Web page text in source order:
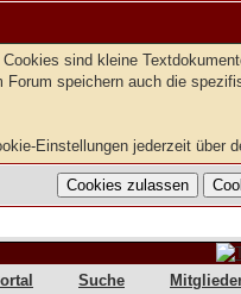
sind kleine
speichern auch die
Einstellungen jederzeit über
Suche